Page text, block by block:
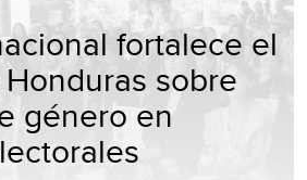
fortalece el
sobre
género en